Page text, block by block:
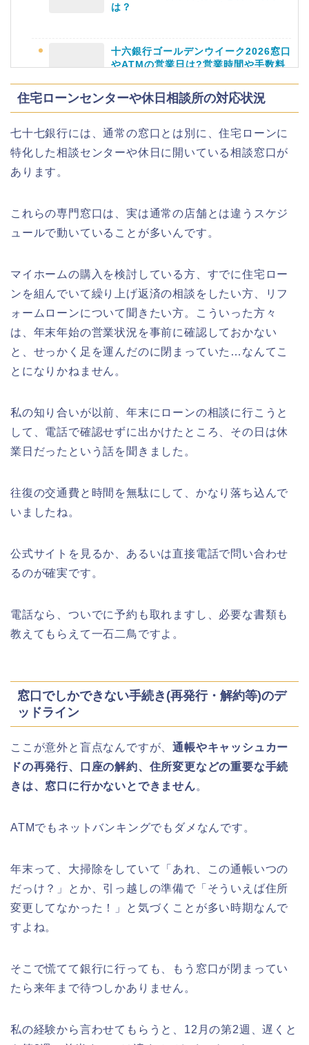
名古屋城桜まつり(春まつり)2026の屋
近畿大学卒業式2026のゲストの歴代ス
トアップは?駐車場も調査!
大河原桜まつり(千本桜)2026の屋台の
出店情報!混雑や渋滞も調査!
(出店)の時間はいつから?混雑状況も!
は？
十六銀行ゴールデンウイーク2026窓口
やATMの営業日は?営業時間や手数料
静岡銀行ゴールデンウィーク2026の営
業日や休みは?ATM手数料も調査!
ATMの営業日(休み)まとめ!
海遊館GW(ゴールデンウィーク)の混
雑(混み具合)状況はどうなる?
日岡山公園の桜(花見)2026の屋台・出
(出店)は?ライトアップ・駐車場も!
屋台やライトアップはいつまで?
日立さくらまつり2026の屋台・出店ま
とめ!交通規制は何時から何時まで?
時間はいつまで?ライトアップも!
つまで)?交通規制や混雑は?
幸楽苑の餃子や麺はまずいの声は本
住宅ローンセンターや休日相談所の対応状況
七十七銀行には、通常の窓口とは別に、住宅ローンに
特化した相談センターや休日に開いている相談窓口が
あります。
これらの専門窓口は、実は通常の店舗とは違うスケジ
ュールで動いていることが多いんです。
マイホームの購入を検討している方、すでに住宅ロー
ンを組んでいて繰り上げ返済の相談をしたい方、リフ
ォームローンについて聞きたい方。こういった方々
は、年末年始の営業状況を事前に確認しておかない
と、せっかく足を運んだのに閉まっていた…なんてこ
とになりかねません。
私の知り合いが以前、年末にローンの相談に行こうと
して、電話で確認せずに出かけたところ、その日は休
業日だったという話を聞きました。
往復の交通費と時間を無駄にして、かなり落ち込んで
いましたね。
公式サイトを見るか、あるいは直接電話で問い合わせ
るのが確実です。
電話なら、ついでに予約も取れますし、必要な書類も
教えてもらえて一石二鳥ですよ。
窓口でしかできない手続き(再発行・解約等)のデ
ッドライン
ここが意外と盲点なんですが、通帳やキャッシュカー
ドの再発行、口座の解約、住所変更などの重要な手続
きは、窓口に行かないとできません。
ATMでもネットバンキングでもダメなんです。
年末って、大掃除をしていて「あれ、この通帳いつの
だっけ？」とか、引っ越しの準備で「そういえば住所
変更してなかった！」と気づくことが多い時期なんで
すよね。
そこで慌てて銀行に行っても、もう窓口が閉まってい
たら来年まで待つしかありません。
私の経験から言わせてもらうと、12月の第2週、遅くと